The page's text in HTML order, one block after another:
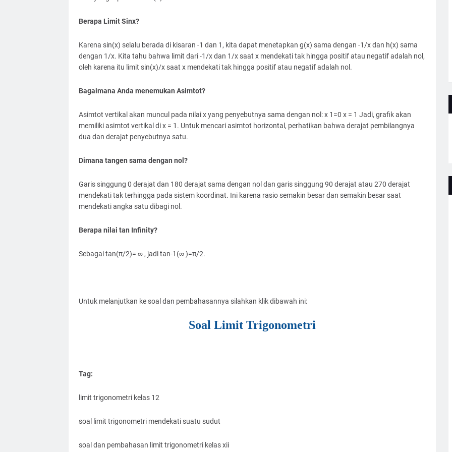
Berapa Limit Sinx?
Karena sin(x) selalu berada di kisaran -1 dan 1, kita dapat menetapkan g(x) sama dengan -1/x dan h(x) sama
dengan 1/x. Kita tahu bahwa limit dari -1/x dan 1/x saat x mendekati tak hingga positif atau negatif adalah nol,
oleh karena itu limit sin(x)/x saat x mendekati tak hingga positif atau negatif adalah nol.
Bagaimana Anda menemukan Asimtot?
Asimtot vertikal akan muncul pada nilai x yang penyebutnya sama dengan nol: x 1=0 x = 1 Jadi, grafik akan
memiliki asimtot vertikal di x = 1. Untuk mencari asimtot horizontal, perhatikan bahwa derajat pembilangnya
dua dan derajat penyebutnya satu.
Dimana tangen sama dengan nol?
Garis singgung 0 derajat dan 180 derajat sama dengan nol dan garis singgung 90 derajat atau 270 derajat
mendekati tak terhingga pada sistem koordinat. Ini karena rasio semakin besar dan semakin besar saat
mendekati angka satu dibagi nol.
Berapa nilai tan Infinity?
Sebagai tan(π/2)= ∞ , jadi tan-1(∞ )=π/2.
Untuk melanjutkan ke soal dan pembahasannya silahkan klik dibawah ini:
Soal Limit Trigonometri
Tag:
limit trigonometri kelas 12
soal limit trigonometri mendekati suatu sudut
soal dan pembahasan limit trigonometri kelas xii